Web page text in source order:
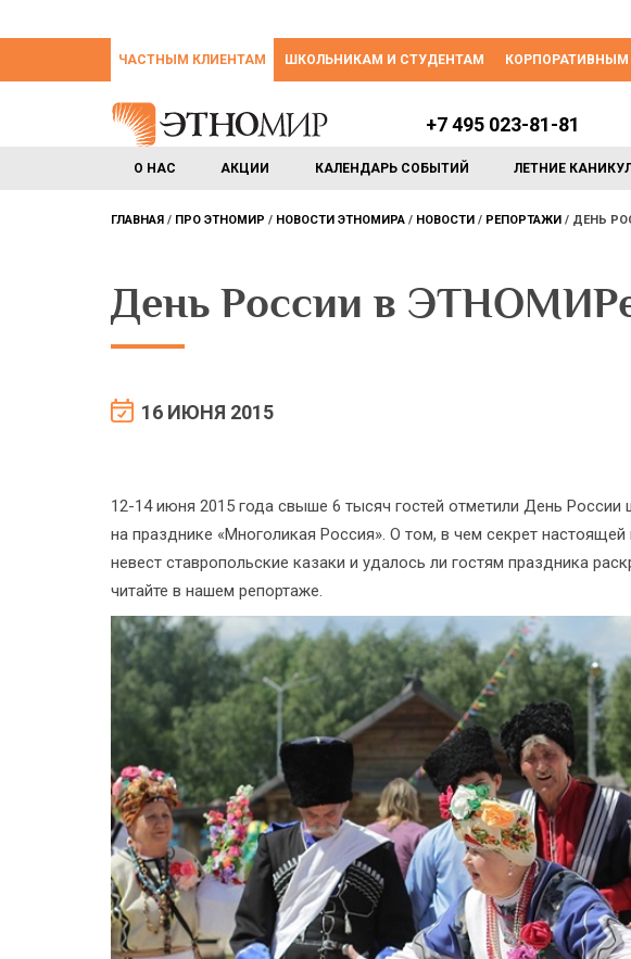
ЧАСТНЫМ КЛИЕНТАМ ШКОЛЬНИКАМ И СТУДЕНТАМ КОРПОРАТИВНЫМ
О НАС АКЦИИ КАЛЕНДАРЬ СОБЫТИЙ ЛЕТНИЕ
+7 495 023-81-81
ГЛАВНАЯ ПРО ЭТНОМИР НОВОСТИ ЭТНОМИРА НОВОСТИ РЕПОРТАЖИ ДЕНЬ
День России в
16 ИЮНЯ 2015
12-14 июня 2015 года свыше 6 тысяч гостей отметили День
на празднике «Многоликая Россия». О том, в чем секрет
невест ставропольские казаки и удалось ли гостям праздника
читайте в нашем репортаже.